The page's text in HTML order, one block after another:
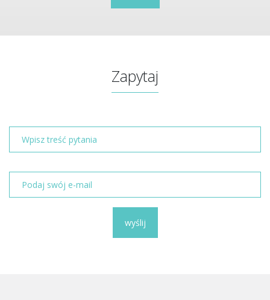
Zapytaj
wyślij